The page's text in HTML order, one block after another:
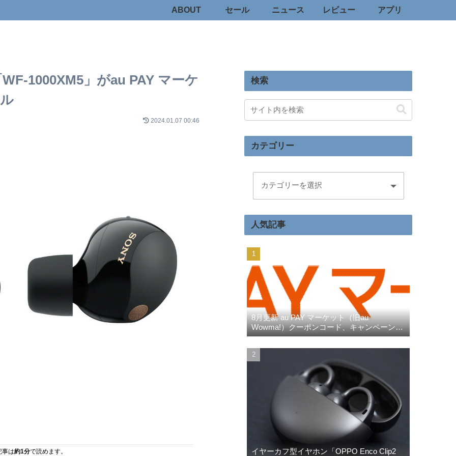
ABOUT セール ニュース レビュー アプリ
1000XM5」がau PAY マーケ
2024.01.07 00:46
事は約1分で読めます。
検索
カテゴリー
人気記事
8月更新 au PAY マーケット（旧au
Wowma!）クーポンコード、キャンペーン、
三太郎の日、ポイント超超祭りなど
イヤーカフ型イヤホン「OPPO Enco Clip2